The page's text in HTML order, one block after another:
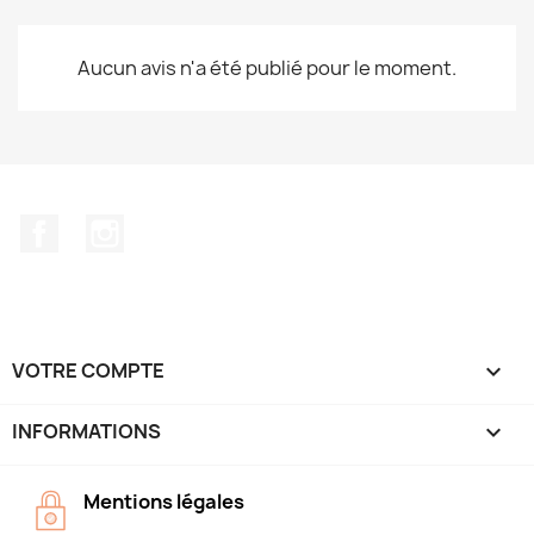
Aucun avis n'a été publié pour le moment.
VOTRE COMPTE 
INFORMATIONS keyboard_arrow_down
Mentions légales